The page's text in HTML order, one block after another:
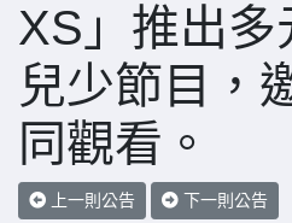
XS」推出多
兒少節目，
同觀看。
上一則公告 下一則公告